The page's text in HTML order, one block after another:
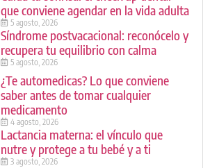
que conviene agendar en la vida adulta
5 agosto, 2026
Síndrome postvacacional: reconócelo y
recupera tu equilibrio con calma
5 agosto, 2026
¿Te automedicas? Lo que conviene
saber antes de tomar cualquier
medicamento
4 agosto, 2026
Lactancia materna: el vínculo que
nutre y protege a tu bebé y a ti
3 agosto, 2026